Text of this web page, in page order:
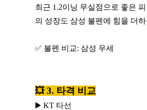
최근 1.2이닝 무실점으로 좋은
의 성장도 삼성 불펜에 힘을 더
✅ 불펜 비교: 삼성 우세
💥 3. 타격 비교
▶️ KT 타선